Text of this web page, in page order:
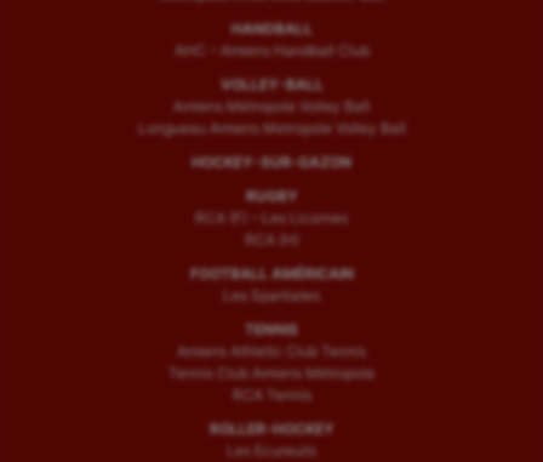
HANDBALL
AHC – Amiens Handball Club
VOLLEY-BALL
Amiens Métropole Volley Ball
Longueau Amiens Metropole Volley Ball
HOCKEY-SUR-GAZON
RUGBY
RCA (F) – Les Licornes
RCA (H)
FOOTBALL AMÉRICAIN
Les Spartiates
TENNIS
Amiens Athletic Club Tennis
Tennis Club Amiens Métropole
RCA Tennis
ROLLER-HOCKEY
Les Ecureuils